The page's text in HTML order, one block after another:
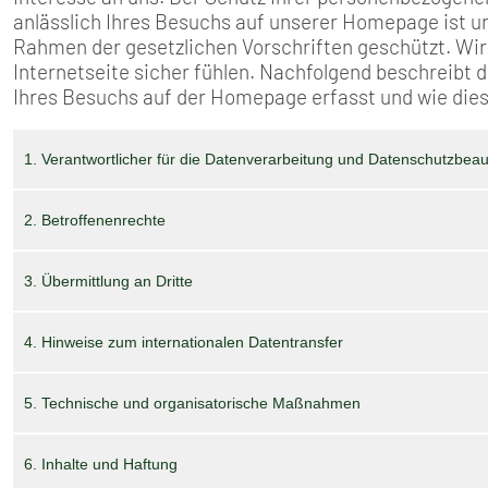
TARIF
anlässlich Ihres Besuchs auf unserer Homepage ist
Rahmen der gesetzlichen Vorschriften geschützt.
Internetseite sicher fühlen. Nachfolgend beschreibt
Ihres Besuchs auf der Homepage erfasst und wie
1. Verantwortlicher für die Datenverarbeitung und
2. Betroffenenrechte
3. Übermittlung an Dritte
4. Hinweise zum internationalen Datentransfer
5. Technische und organisatorische Maßnahmen
6. Inhalte und Haftung